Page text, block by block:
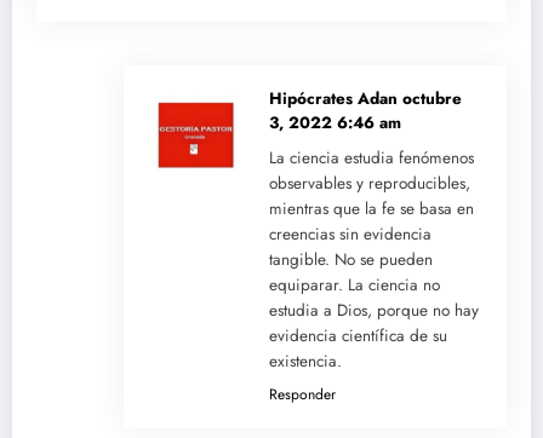
Hipócrates Adan octubre
3, 2022 6:46 am
La ciencia estudia fenómenos
observables y reproducibles,
mientras que la fe se basa en
creencias sin evidencia
tangible. No se pueden
equiparar. La ciencia no
estudia a Dios, porque no hay
evidencia científica de su
existencia.
Responder